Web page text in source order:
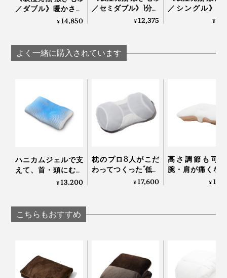
いなしです。
／ダブル》暖かさは
もう当たり前、軽さ
NIDO notteⅢ
¥14,850
／セミダブル》1分で
5℃アップ！ 軽さと
NIDO notteⅢ
¥12,375
／シングル》1
5℃アップ！ 軽
¥
よく一緒に購入されています
ハニカムジェルで支
えて、首・頭にむに
ゅフィットする「ひ
¥13,200
枕のプロ8人がこだ
わってつくった“低め
3センチ”の究極の枕
¥17,600
高さ調節も可
腕・肩が痛くな
くい「横向き寝
¥
こちらもおすすめ